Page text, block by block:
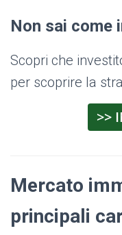
Non sai come
Scopri che
per scoprire la
>>
Mercato
principali